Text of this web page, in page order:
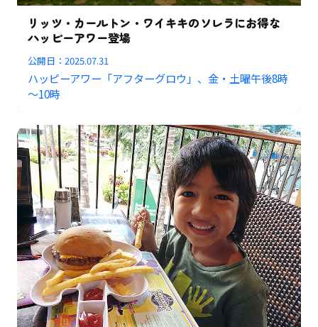
リッツ・カールトン・ワイキキのソレラにお得な
ハッピーアワー登場
公開日：2025.07.31
ハッピーアワー「アフターグロウ」、金・土曜午後8時
～10時